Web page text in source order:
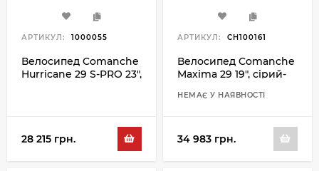
АРТИКУЛ: 1000055
Велосипед Comanche
Hurricane 29 S-PRO 23",
28 215 грн.
АРТИКУЛ: CH100161
Велосипед Comanche
Maxima 29 19", сірий-
НЕМАЄ У НАЯВНОСТІ
34 983 грн.